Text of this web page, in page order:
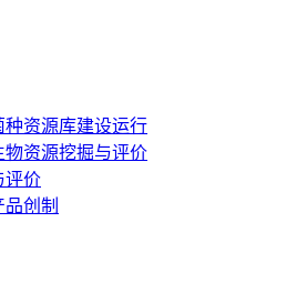
种资源库建设运行
资源挖掘与评价
评价
创制